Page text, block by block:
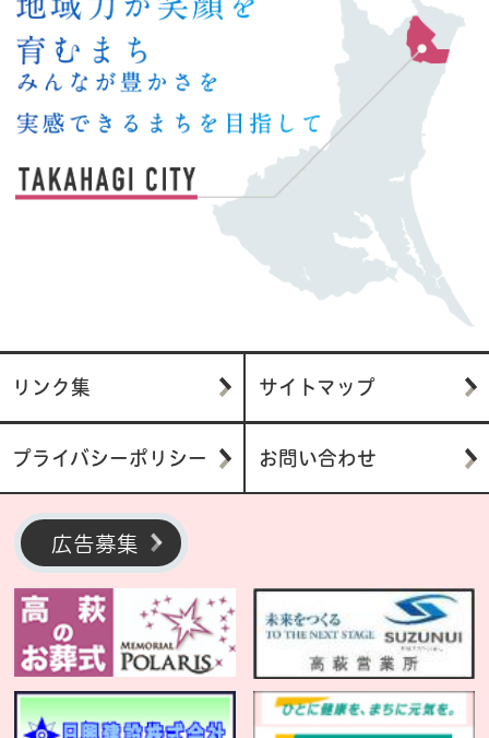
リンク集 サイトマップ
プライバシーポリシー お問い合わせ
広告募集